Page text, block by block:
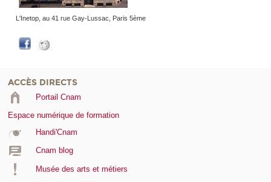
L'Inetop, au 41 rue Gay-Lussac, Paris 5ème
ACCÈS DIRECTS
Portail Cnam
Espace numérique de formation
Handi'Cnam
Cnam blog
Musée des arts et métiers